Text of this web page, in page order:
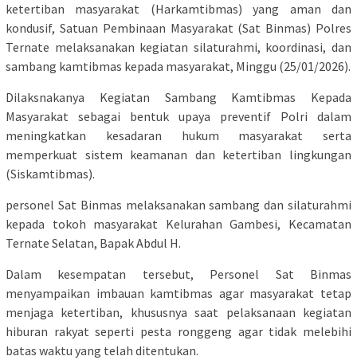
ketertiban masyarakat (Harkamtibmas) yang aman dan
kondusif, Satuan Pembinaan Masyarakat (Sat Binmas) Polres
Ternate melaksanakan kegiatan silaturahmi, koordinasi, dan
sambang kamtibmas kepada masyarakat, Minggu (25/01/2026).
Dilaksnakanya Kegiatan Sambang Kamtibmas Kepada
Masyarakat sebagai bentuk upaya preventif Polri dalam
meningkatkan kesadaran hukum masyarakat serta
memperkuat sistem keamanan dan ketertiban lingkungan
(Siskamtibmas).
personel Sat Binmas melaksanakan sambang dan silaturahmi
kepada tokoh masyarakat Kelurahan Gambesi, Kecamatan
Ternate Selatan, Bapak Abdul H.
Dalam kesempatan tersebut, Personel Sat Binmas
menyampaikan imbauan kamtibmas agar masyarakat tetap
menjaga ketertiban, khususnya saat pelaksanaan kegiatan
hiburan rakyat seperti pesta ronggeng agar tidak melebihi
batas waktu yang telah ditentukan.